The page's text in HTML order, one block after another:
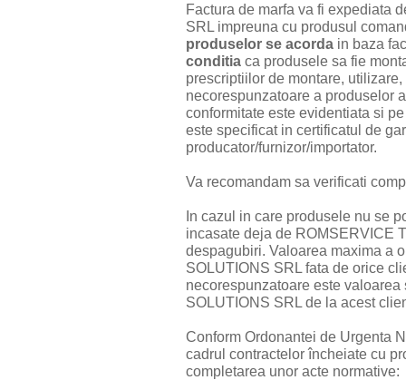
Factura de marfa va fi expediata
SRL impreuna cu produsul
produselor se acorda in baza
conditia ca produsele sa fie
prescriptiilor de montare,
necorespunzatoare a produselor
conformitate este evidentiata si
este specificat in certificatul de
producator/furnizor/importator.
Va recomandam sa verificati
In cazul in care produsele nu se
incasate deja de ROMSERVICE
despagubiri. Valoarea maxima a
SOLUTIONS SRL fata de orice
necorespunzatoare este
SOLUTIONS SRL de la acest
Conform Ordonantei de Urgenta
cadrul contractelor încheiate cu
completarea unor acte normative: